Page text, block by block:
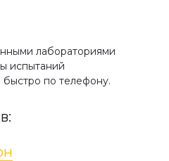
лабораториями
испытаний
быстро по телефону.